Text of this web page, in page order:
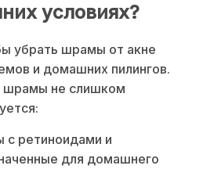
условиях?
убрать шрамы от акне
и домашних пилингов.
шрамы не слишком
с ретиноидами и
для домашнего